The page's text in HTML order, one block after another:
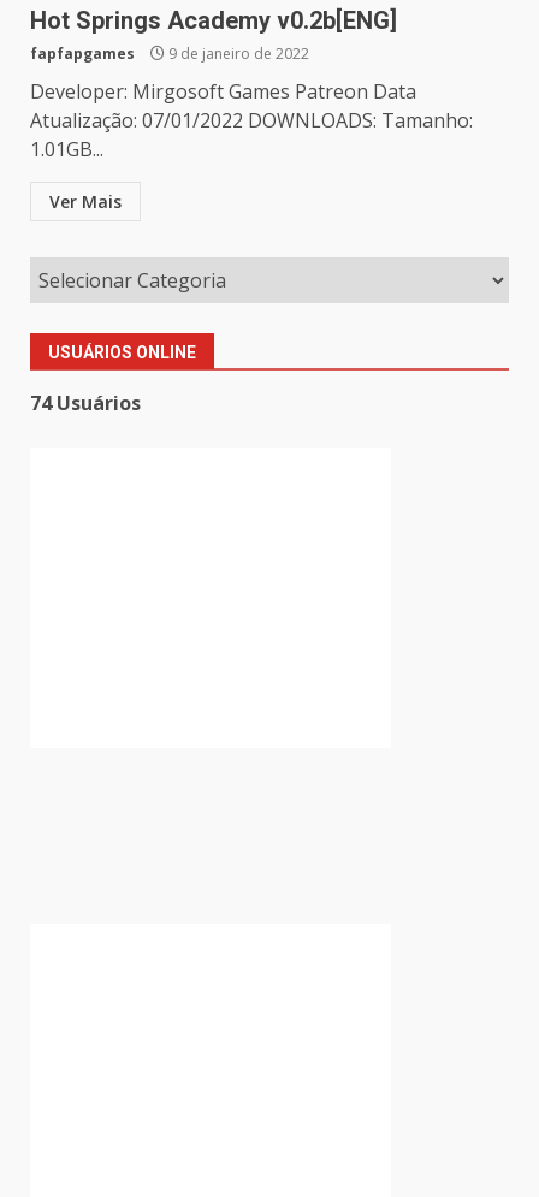
Hot Springs Academy v0.2b[ENG]
fapfapgames 9 de janeiro de 2022
Developer: Mirgosoft Games Patreon Data
Atualização: 07/01/2022 DOWNLOADS: Tamanho:
1.01GB...
Ver Mais
USUÁRIOS ONLINE
74 Usuários